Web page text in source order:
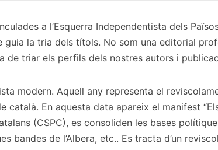
a l’Esquerra Independentista dels
la tria dels títols. No som una editorial
de triar els perfils dels nostres autors i
modern. Aquell any representa el
En aquesta data apareix el manifest
(CSPC), es consoliden les bases
de l’Albera, etc.. Es tracta d’un